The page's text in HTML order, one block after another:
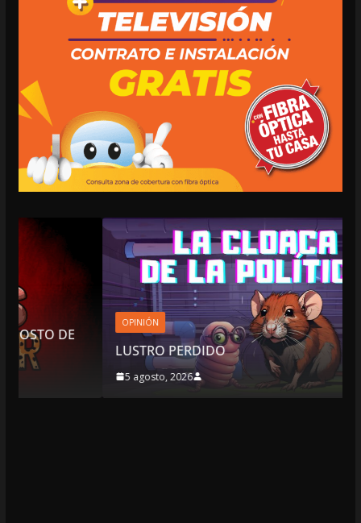
LUSTRO PERDIDO
5 agosto, 2026